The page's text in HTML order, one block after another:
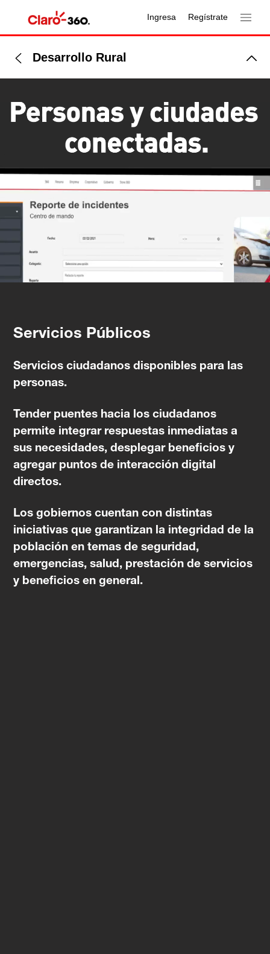
Ingresa Regístrate
Desarrollo Rural
Servicios Públicos
Servicios ciudadanos disponibles para las
personas.
Tender puentes hacia los ciudadanos
permite integrar respuestas inmediatas a
sus necesidades, desplegar beneficios y
agregar puntos de interacción digital
directos.
Los gobiernos cuentan con distintas
iniciativas que garantizan la integridad de la
población en temas de seguridad,
emergencias, salud, prestación de servicios
y beneficios en general.